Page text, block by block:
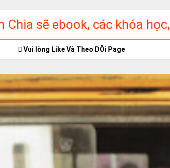
Chia sẽ ebook, các khóa học,
tập miễn phí
Vui lòng Like Và Theo DÕi Page